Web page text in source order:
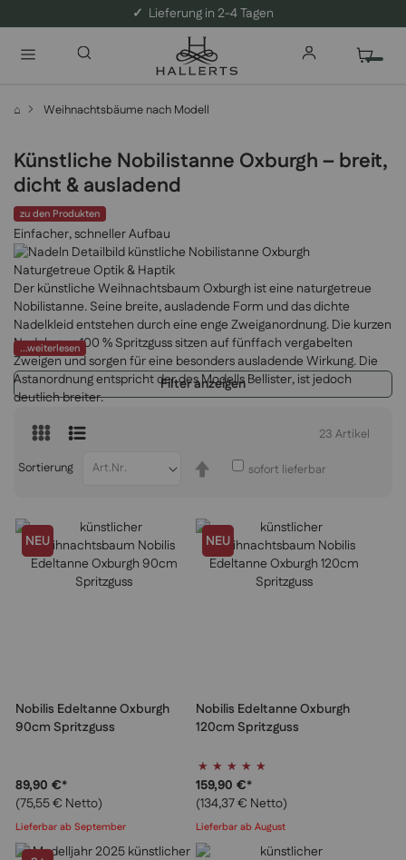
✓ Lieferung in 2-4 Tagen
⌂ Weihnachtsbäume nach Modell
Künstliche Nobilistanne Oxburgh – breit,
dicht & ausladend
zu den Produkten
Einfacher, schneller Aufbau
Naturgetreue Optik & Haptik
Der künstliche Weihnachtsbaum Oxburgh ist eine naturgetreue
Nobilistanne. Seine breite, ausladende Form und das dichte
Nadelkleid entstehen durch eine enge Zweiganordnung. Die kurzen
Nadeln aus 100 % Spritzguss sitzen auf fünffach vergabelten
Zweigen und sorgen für eine besonders ausladende Wirkung. Die
Astanordnung entspricht der des Modells Bellister, ist jedoch
deutlich breiter.
...weiterlesen
Filter anzeigen
23 Artikel
Sortierung
absteigender
sofort lieferbar
NEU
Nobilis Edeltanne Oxburgh
90cm Spritzguss
89,90 €*
(75,55 € Netto)
Lieferbar ab September
NEU
Nobilis Edeltanne Oxburgh
120cm Spritzguss
Bewertung:
100%
159,90 €*
(134,37 € Netto)
Lieferbar ab August